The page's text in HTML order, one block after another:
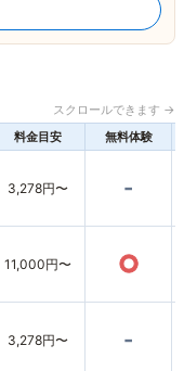
スクロールできます →
料金目安 無料体験
3,278円〜 -
11,000円〜 ○
3,278円〜 -